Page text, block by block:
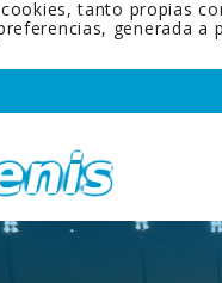
tanto propias
generada